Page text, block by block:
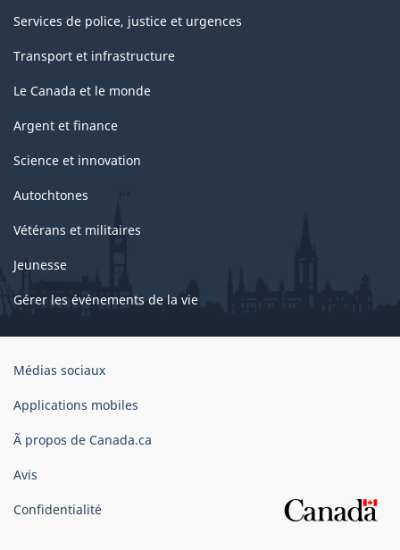
Services de police, justice et urgences
Transport et infrastructure
Le Canada et le monde
Argent et finance
Science et innovation
Autochtones
Vétérans et militaires
Jeunesse
Gérer les événements de la vie
Organisation
gouvernement
Canada
Médias sociaux
Applications mobiles
Ã propos de Canada.ca
Avis
Confidentialité